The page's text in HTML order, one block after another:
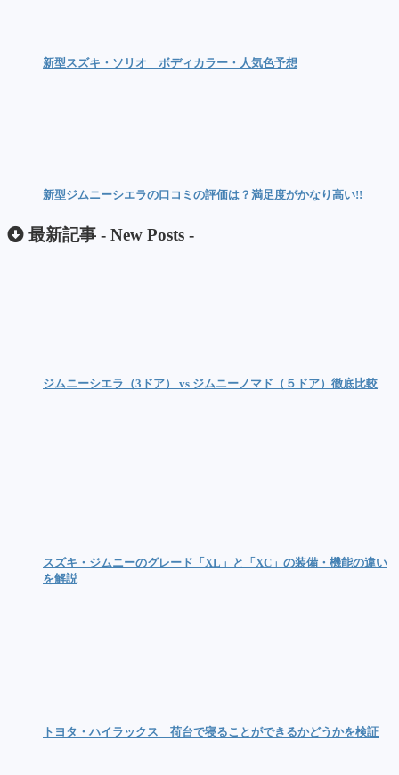
新型スズキ・ソリオ ボディカラー・人気色予想
新型ジムニーシエラの口コミの評価は？満足度がかなり高い!!
最新記事 - New Posts -
ジムニーシエラ（3ドア） vs ジムニーノマド（５ドア）徹底比較
スズキ・ジムニーのグレード「XL」と「XC」の装備・機能の違い
を解説
トヨタ・ハイラックス 荷台で寝ることができるかどうかを検証